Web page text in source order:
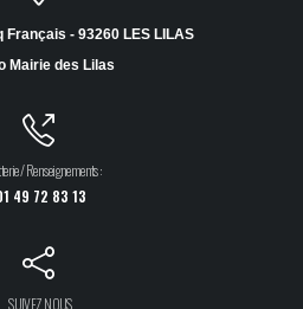
Français - 93260 LES LILAS
Mairie des Lilas
/ Renseignements :
49 72 83 13
SUIVEZ NOUS